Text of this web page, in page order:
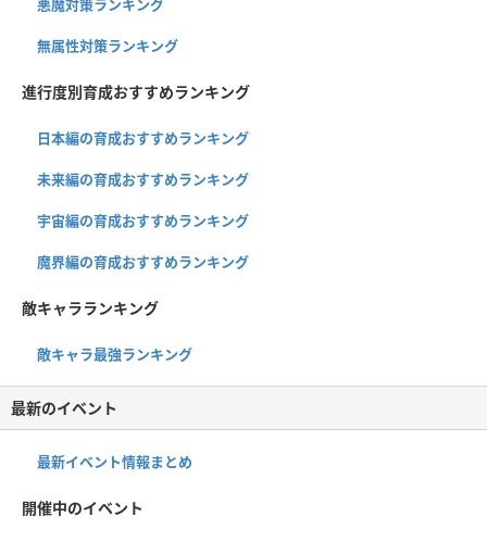
悪魔対策ランキング
無属性対策ランキング
進行度別育成おすすめランキング
日本編の育成おすすめランキング
未来編の育成おすすめランキング
宇宙編の育成おすすめランキング
魔界編の育成おすすめランキング
敵キャラランキング
敵キャラ最強ランキング
最新のイベント
最新イベント情報まとめ
開催中のイベント